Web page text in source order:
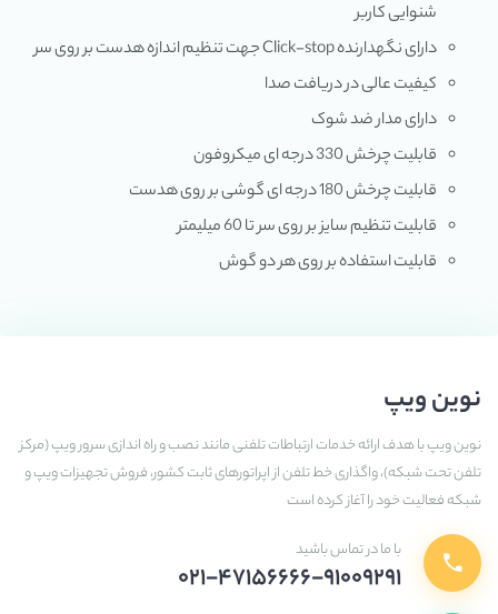
شنوایی کاربر
دارای نگهدارنده Click-stop جهت تنظیم اندازه هدست بر روی سر
کیفیت عالی در دریافت صدا
دارای مدار ضد شوک
قابلیت چرخش 330 درجه ای میکروفون
قابلیت چرخش 180 درجه ای گوشی بر روی هدست
قابلیت تنظیم سایز بر روی سر تا 60 میلیمتر
قابلیت استفاده بر روی هر دو گوش
نوین ویپ
نوین ویپ با هدف ارائه خدمات ارتباطات تلفنی مانند نصب و راه اندازی سرور ویپ (مرکز
تلفن تحت شبکه)، واگذاری خط تلفن از اپراتورهای ثابت کشور، فروش تجهیزات ویپ و
شبکه فعالیت خود را آغاز کرده است
با ما در تماس باشید
۰۲۱-۴۷۱۵۶۶۶۶-۹۱۰۰۹۲۹۱